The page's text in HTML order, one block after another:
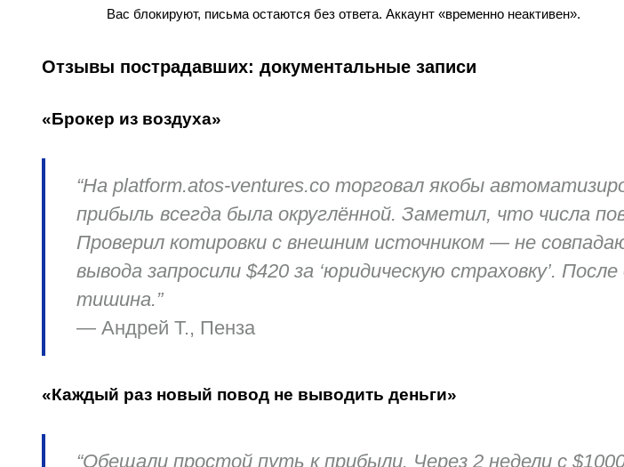
Вас блокируют, письма остаются без ответа. Аккаунт «временно неактивен».
Отзывы пострадавших: документальные записи
«Брокер из воздуха»
“На platform.atos-ventures.co торговал якобы
прибыль всегда была округлённой. Заметил, что числа
Проверил котировки с внешним источником — не
вывода запросили $420 за ‘юридическую страховку’.
тишина.”
— Андрей Т., Пенза
«Каждый раз новый повод не выводить деньги»
“Обещали простой путь к прибыли. Через 2 недели с